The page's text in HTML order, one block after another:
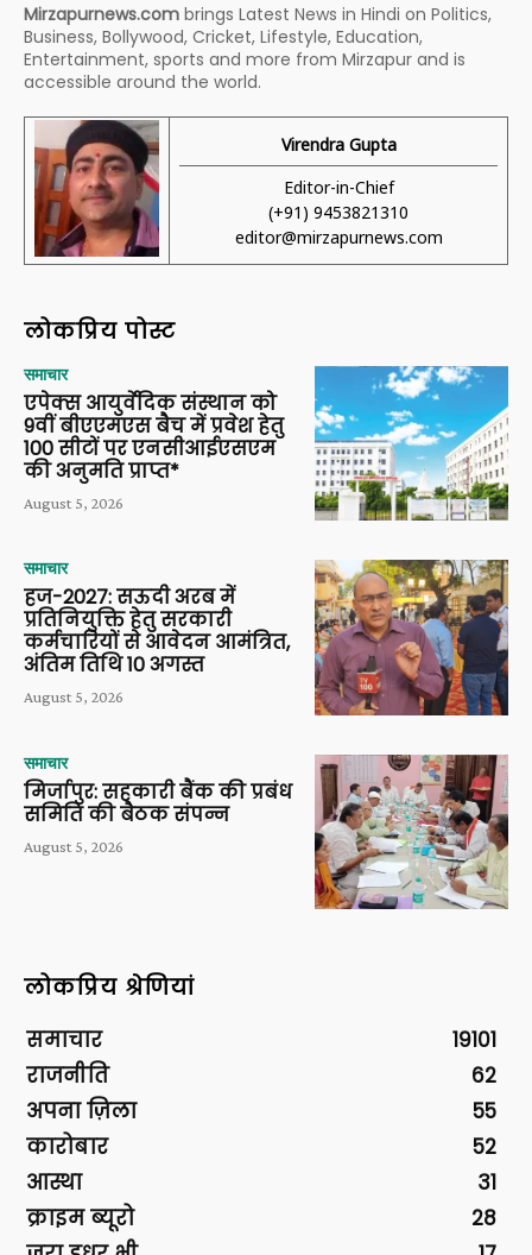
Mirzapurnews.com brings Latest News in Hindi on Politics,
Business, Bollywood, Cricket, Lifestyle, Education,
Entertainment, sports and more from Mirzapur and is
accessible around the world.
Virendra Gupta
Editor-in-Chief
(+91) 9453821310
editor@mirzapurnews.com
लोकप्रिय पोस्ट
समाचार
एपेक्स आयुर्वेदिक संस्थान को
9वीं बीएएमएस बैच में प्रवेश हेतु
100 सीटों पर एनसीआईएसएम
की अनुमति प्राप्त*
August 5, 2026
समाचार
हज-2027: सऊदी अरब में
प्रतिनियुक्ति हेतु सरकारी
कर्मचारियों से आवेदन आमंत्रित,
अंतिम तिथि 10 अगस्त
August 5, 2026
समाचार
मिर्जापुर: सहकारी बैंक की प्रबंध
समिति की बैठक संपन्न
August 5, 2026
लोकप्रिय श्रेणियां
समाचार
19101
राजनीति
62
अपना ज़िला
55
कारोबार
52
आस्था
31
क्राइम ब्यूरो
28